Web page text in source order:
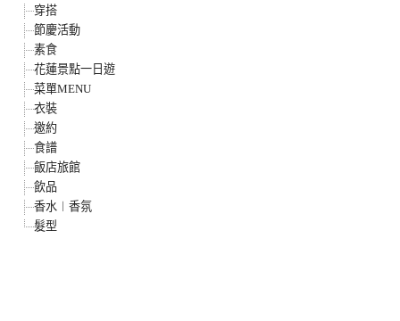
穿搭
節慶活動
素食
花蓮景點一日遊
菜單MENU
衣裝
邀約
食譜
飯店旅館
飲品
香水︱香氛
髮型